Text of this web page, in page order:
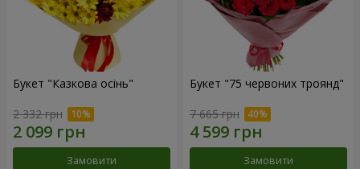
Букет "Казкова осінь"
2 332 грн
Замовити
Букет "75 червоних троянд"
7 665 грн
Замовити